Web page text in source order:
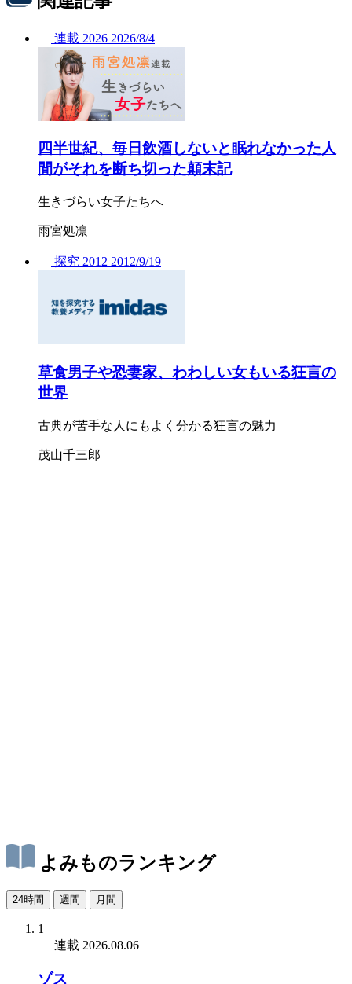
連載 2026 2026/8/4
四半世紀、毎日飲酒しないと眠れなかった人
間がそれを断ち切った顛末記
生きづらい女子たちへ
雨宮処凛
探究 2012 2012/9/19
草食男子や恐妻家、わわしい女もいる狂言の
世界
古典が苦手な人にもよく分かる狂言の魅力
茂山千三郎
よみものランキング
24時間 週間 月間
1
連載 2026.08.06
ゾス